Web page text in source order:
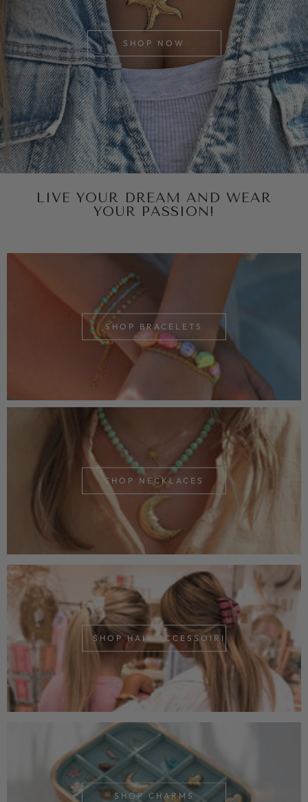
SHOP NOW
LIVE YOUR DREAM AND WEAR
YOUR PASSION!
SHOP BRACELETS
SHOP NECKLACES
SHOP HAIR ACCESSOIRIES
SHOP CHARMS